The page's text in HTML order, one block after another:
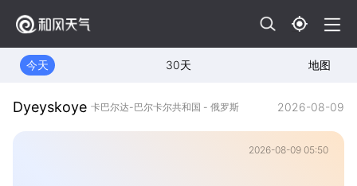
今天 30天 地图
Dyeyskoye 卡巴尔达-巴尔卡尔共和国 - 俄罗斯 2026-08-09
2026-08-09 05:50